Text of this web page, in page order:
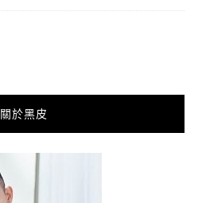
關於黑皮